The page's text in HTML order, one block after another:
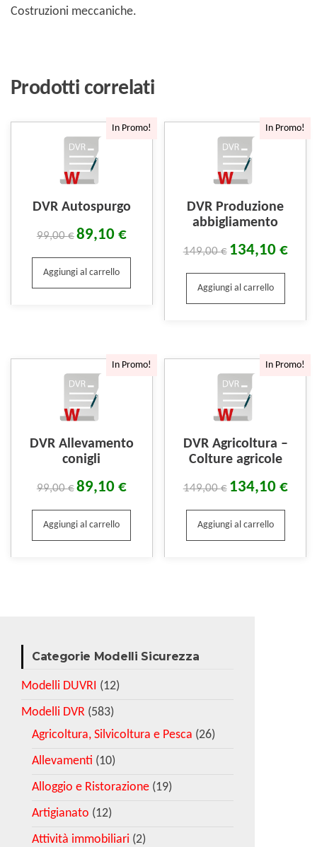
Costruzioni meccaniche.
Prodotti correlati
In Promo!
DVR Autospurgo
99,00€89,10 €
Aggiungi al carrello
In Promo!
DVR Produzione
abbigliamento
149,00€ 134,10 €
Aggiungi al carrello
In Promo!
DVR Allevamento
conigli
99,00€89,10 €
Aggiungi al carrello
In Promo!
DVR Agricoltura –
Colture agricole
149,00€ 134,10 €
Aggiungi al carrello
Categorie Modelli Sicurezza
Modelli DUVRI (12)
Modelli DVR (583)
Agricoltura, Silvicoltura e Pesca (26)
Allevamenti (10)
Alloggio e Ristorazione (19)
Artigianato (12)
Attività immobiliari (2)